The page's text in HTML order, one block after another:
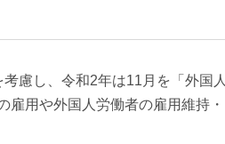
慮し、令和2年は11月を「外国人
用や外国人労働者の雇用維持・